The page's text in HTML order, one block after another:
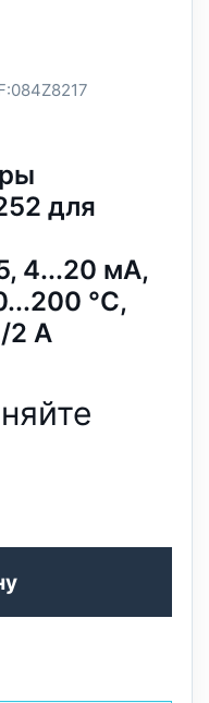
для
4...20 мА,
°C,
2 А